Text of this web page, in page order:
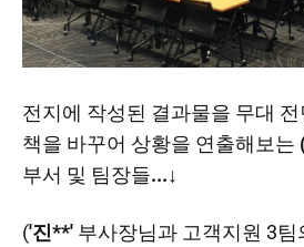
전지에 작성된 결과물을 무대
책을 바꾸어 상황을 연출해보는
부서 및 팀장들...↓​
('진**' 부사장님과 고객지원 3팀